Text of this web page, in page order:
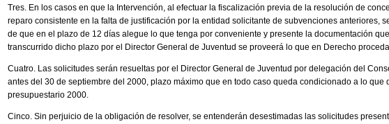
Tres. En los casos en que la Intervención, al efectuar la fiscalización previa de la resolución de
reparo consistente en la falta de justificación por la entidad solicitante de subvenciones anteriores,
de que en el plazo de 12 días alegue lo que tenga por conveniente y presente la documentación
transcurrido dicho plazo por el Director General de Juventud se proveerá lo que en Derecho
Cuatro. Las solicitudes serán resueltas por el Director General de Juventud por delegación del
antes del 30 de septiembre del 2000, plazo máximo que en todo caso queda condicionado a lo
presupuestario 2000.
Cinco. Sin perjuicio de la obligación de resolver, se entenderán desestimadas las solicitudes